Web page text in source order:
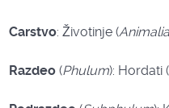
Carstvo: Životinje (Animalia
Razdeo (Phulum): Hordati (